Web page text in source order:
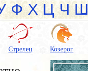
Ф Х Ц Ч Ш
Стрелец Козерог